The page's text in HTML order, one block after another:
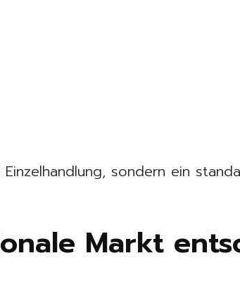
sondern ein
Markt